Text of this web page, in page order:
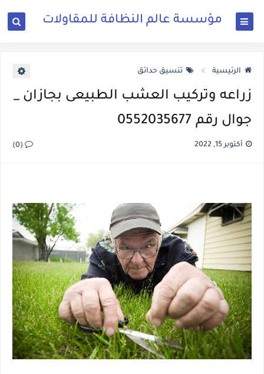
مؤسسة عالم النظافة للمقاولات
الرئيسية تنسيق حدائق
زراعه وتركيب العشب الطبيعى بجازان _
جوال رقم 0552035677
أكتوبر 15, 2022 (0)